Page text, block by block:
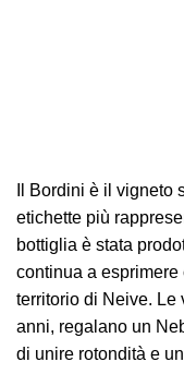
Il Bordini è il
etichette più
bottiglia è stata
continua a esprimere
territorio di Neive. Le
anni, regalano un
di unire rotondità e